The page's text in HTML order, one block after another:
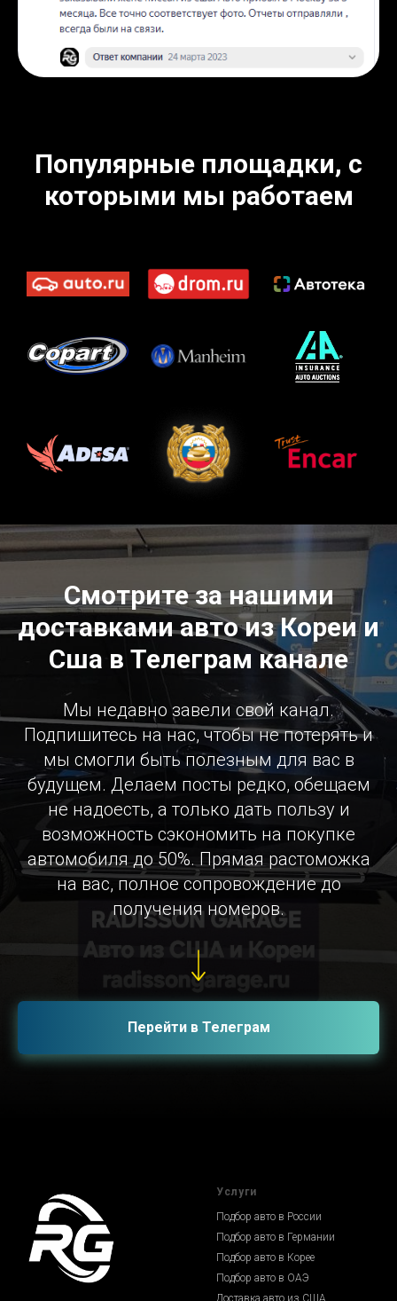
Популярные площадки, с
которыми мы работаем
Смотрите за нашими
доставками авто из Кореи и
Сша в Телеграм канале
Мы недавно завели свой канал.
Подпишитесь на нас, чтобы не потерять и
мы смогли быть полезным для вас в
будущем. Делаем посты редко, обещаем
не надоесть, а только дать пользу и
возможность сэкономить на покупке
автомобиля до 50%. Прямая растоможка
на вас, полное сопровождение до
получения номеров.
Перейти в Телеграм
Услуги
Подбор авто в России
Подбор авто в Германии
Подбор авто в Корее
Подбор авто в ОАЭ
Доставка авто из США